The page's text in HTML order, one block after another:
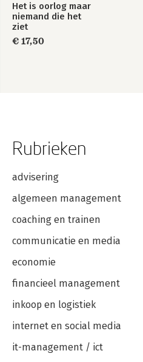
Het is oorlog maar
niemand die het
ziet
€ 17,50
Rubrieken
advisering
algemeen management
coaching en trainen
communicatie en media
economie
financieel management
inkoop en logistiek
internet en social media
it-management / ict